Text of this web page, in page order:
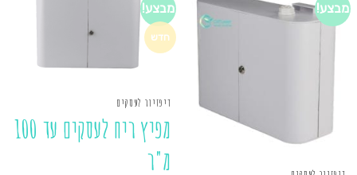
מבצע! מבצע!
חדש
דיפזיור לעסקים
מפיץ ריח לעסקים עד 100
מ"ר